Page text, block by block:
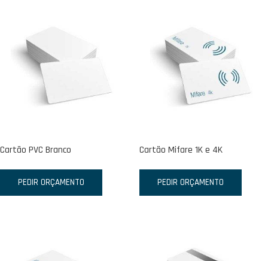
Cartão PVC Branco
PEDIR ORÇAMENTO
Cartão Mifare 1K e 4K
PEDIR ORÇAMENTO